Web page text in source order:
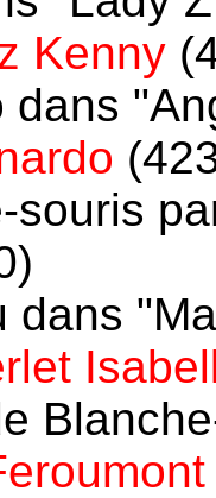
Kenny
dans
souris
dans